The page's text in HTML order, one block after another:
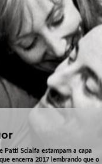
Patti Scialfa estampam a capa
encerra 2017 lembrando que o